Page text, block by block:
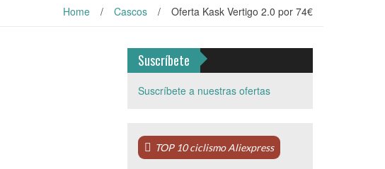
Home / Cascos / Oferta Kask Vertigo 2.0 por 74€
Suscríbete
Suscríbete a nuestras ofertas
TOP 10 ciclismo Aliexpress